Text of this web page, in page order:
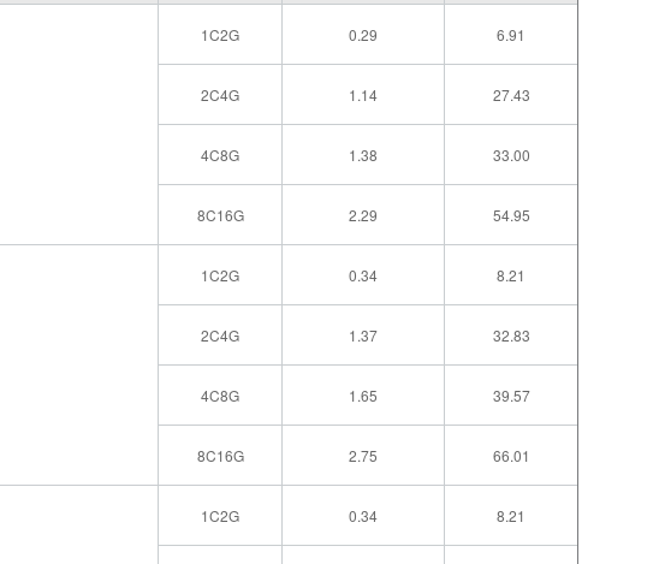
1C2G 0.29 6.91
2C4G 1.14 27.43
4C8G 1.38 33.00
8C16G 2.29 54.95
1C2G 0.34 8.21
2C4G 1.37 32.83
4C8G 1.65 39.57
8C16G 2.75 66.01
1C2G 0.34 8.21